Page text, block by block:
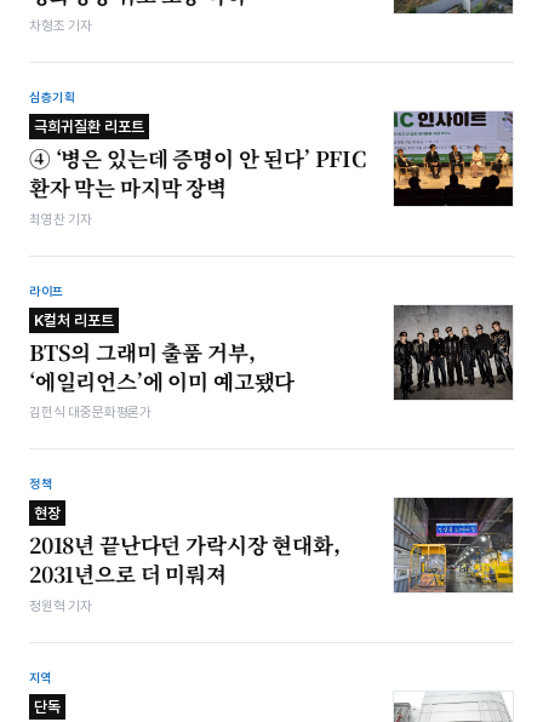
차형조 기자
심층기획
극희귀질환 리포트
④ ‘병은 있는데 증명이 안 된다’ PFIC
환자 막는 마지막 장벽
최영찬 기자
라이프
K컬처 리포트
BTS의 그래미 출품 거부,
‘에일리언스’에 이미 예고됐다
김헌식 대중문화평론가
정책
현장
2018년 끝난다던 가락시장 현대화,
2031년으로 더 미뤄져
정원혁 기자
지역
단독